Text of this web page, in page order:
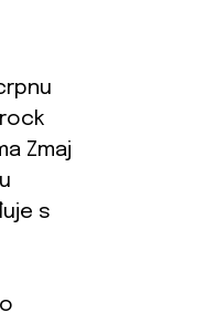
Zmaj
s